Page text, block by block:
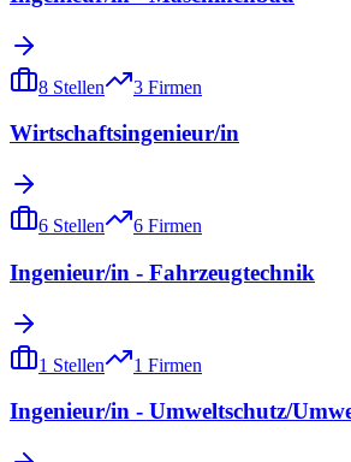
8 Stellen 3 Firmen
Wirtschaftsingenieur/in
6 Stellen 6 Firmen
Ingenieur/in - Fahrzeugtechnik
1 Stellen 1 Firmen
Ingenieur/in - Umweltschutz/